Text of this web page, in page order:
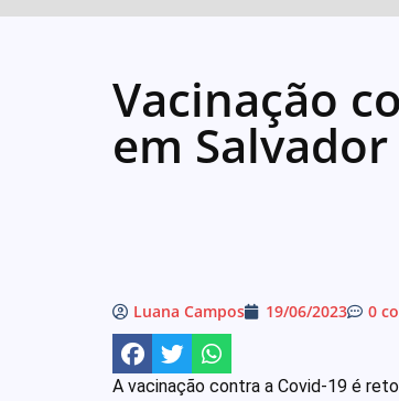
Vacinação
em
Luana Campos 19/06/2023 0
A vacinação contra a Covid-19 é